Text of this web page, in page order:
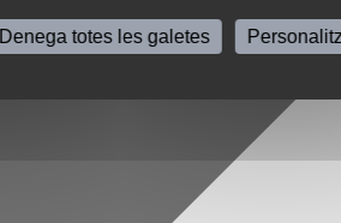
Denega totes les galetes